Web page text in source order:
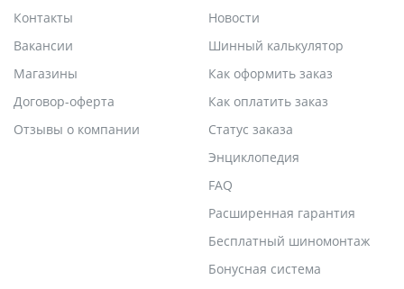
Контакты
Вакансии
Магазины
Договор-оферта
Отзывы о компании
Новости
Шинный калькулятор
Как оформить заказ
Как оплатить заказ
Статус заказа
Энциклопедия
FAQ
Расширенная гарантия
Бесплатный шиномонтаж
Бонусная система